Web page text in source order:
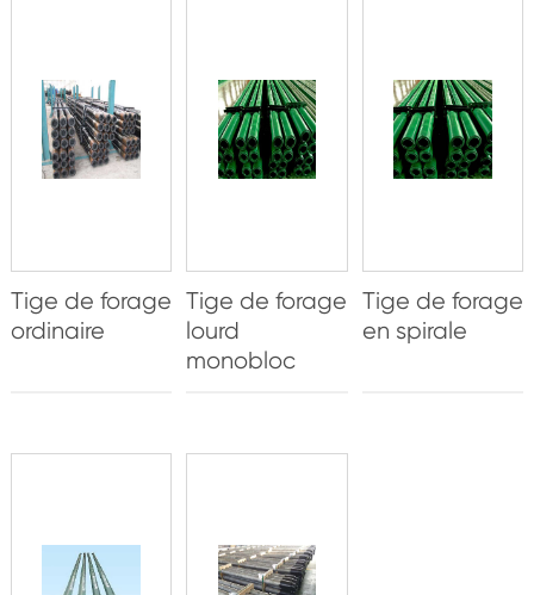
Tige de forage
ordinaire
Tige de forage
lourd
monobloc
Tige de forage
en spirale